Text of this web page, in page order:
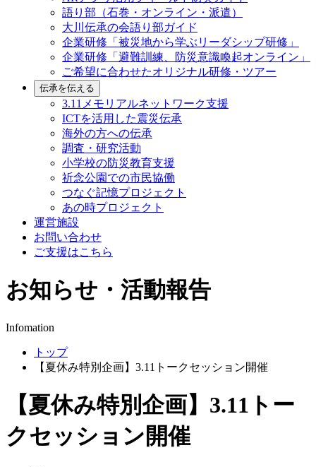
語り部（石巻・オンライン・派遣）
大川伝承の会語り部ガイド
企業研修「被災地から学ぶリーダシップ研修」
企業研修「避難訓練、防災意識喚起オンライン」
ご希望に合わせたオリジナル研修・ツアー
伝承を伝える
3.11メモリアルネットワーク支援
ICTを活用した震災伝承
海外の方への伝承
調査・研究活動
小学校の防災教育支援
祈念公園での市民協働
つなぐ記憶プロジェクト
あの時プロジェクト
運営施設
お問い合わせ
ご支援はこちら
お知らせ・活動報告
Infomation
トップ
【夏休み特別企画】3.11トークセッション開催
【夏休み特別企画】3.11トー
クセッション開催